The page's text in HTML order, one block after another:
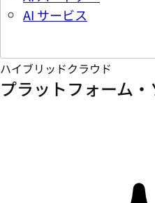
AI サービス
ハイブリッドクラウド
プラットフォーム